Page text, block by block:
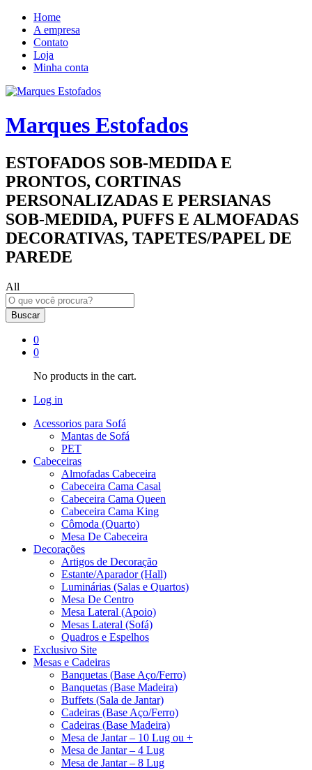
Home
A empresa
Contato
Loja
Minha conta
Marques Estofados
ESTOFADOS SOB-MEDIDA E
PRONTOS, CORTINAS
PERSONALIZADAS E PERSIANAS
SOB-MEDIDA, PUFFS E ALMOFADAS
DECORATIVAS, TAPETES/PAPEL DE
PAREDE
All
Buscar
0
0
No products in the cart.
Log in
Acessorios para Sofá
Mantas de Sofá
PET
Cabeceiras
Almofadas Cabeceira
Cabeceira Cama Casal
Cabeceira Cama Queen
Cabeceira Cama King
Cômoda (Quarto)
Mesa De Cabeceira
Decorações
Artigos de Decoração
Estante/Aparador (Hall)
Luminárias (Salas e Quartos)
Mesa De Centro
Mesa Lateral (Apoio)
Mesas Lateral (Sofá)
Quadros e Espelhos
Exclusivo Site
Mesas e Cadeiras
Banquetas (Base Aço/Ferro)
Banquetas (Base Madeira)
Buffets (Sala de Jantar)
Cadeiras (Base Aço/Ferro)
Cadeiras (Base Madeira)
Mesa de Jantar – 10 Lug ou +
Mesa de Jantar – 4 Lug
Mesa de Jantar – 8 Lug